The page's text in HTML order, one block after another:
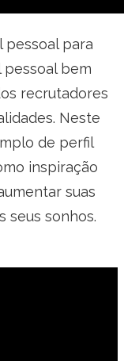
pessoal para
pessoal bem
recrutadores
Neste
de perfil
inspiração
suas
seus sonhos.